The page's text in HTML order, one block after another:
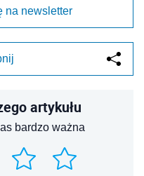
na newsletter
artykułu
bardzo ważna